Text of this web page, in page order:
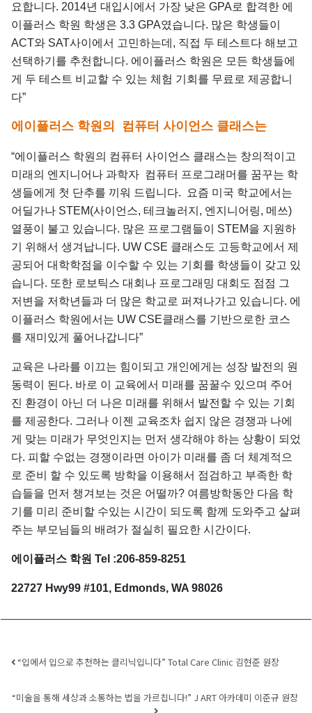
요합니다. 2014년 대입시에서 가장 낮은 GPA로 합격한 에
이플러스 학원 학생은 3.3 GPA였습니다. 많은 학생들이
ACT와 SAT사이에서 고민하는데, 직접 두 테스트다 해보고
선택하기를 추천합니다. 에이플러스 학원은 모든 학생들에
게 두 테스트 비교할 수 있는 체험 기회를 무료로 제공합니
다”
에이플러스 학원의 컴퓨터 사이언스 클래스는
“에이플러스 학원의 컴퓨터 사이언스 클래스는 창의적이고
미래의 엔지니어나 과학자 컴퓨터 프로그래머를 꿈꾸는 학
생들에게 첫 단추를 끼워 드립니다. 요즘 미국 학교에서는
어딜가나 STEM(사이언스, 테크놀러지, 엔지니어링, 메쓰)
열풍이 불고 있습니다. 많은 프로그램들이 STEM을 지원하
기 위해서 생겨납니다. UW CSE 클래스도 고등학교에서 제
공되어 대학학점을 이수할 수 있는 기회를 학생들이 갖고 있
습니다. 또한 로보틱스 대회나 프로그래밍 대회도 점점 그
저변을 저학년들과 더 많은 학교로 퍼져나가고 있습니다. 에
이플러스 학원에서는 UW CSE클래스를 기반으로한 코스
를 재미있게 풀어나갑니다”
교육은 나라를 이끄는 힘이되고 개인에게는 성장 발전의 원
동력이 된다. 바로 이 교육에서 미래를 꿈꿀수 있으며 주어
진 환경이 아닌 더 나은 미래를 위해서 발전할 수 있는 기회
를 제공한다. 그러나 이젠 교육조차 쉽지 않은 경쟁과 나에
게 맞는 미래가 무엇인지는 먼저 생각해야 하는 상황이 되었
다. 피할 수없는 경쟁이라면 아이가 미래를 좀 더 체계적으
로 준비 할 수 있도록 방학을 이용해서 점검하고 부족한 학
습들을 먼저 챙겨보는 것은 어떨까? 여름방학동안 다음 학
기를 미리 준비할 수있는 시간이 되도록 함께 도와주고 살펴
주는 부모님들의 배려가 절실히 필요한 시간이다.
에이플러스 학원 Tel :206-859-8251
22727 Hwy99 #101, Edmonds, WA 98026
Post navigation
“입에서 입으로 추천하는 클리닉입니다” Total Care Clinic 김현준 원장
“미술을 통해 세상과 소통하는 법을 가르칩니다!” J ART 아카데미 이준규 원장